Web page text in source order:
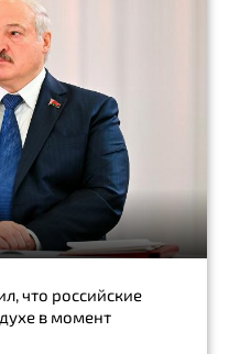
что российские
в момент